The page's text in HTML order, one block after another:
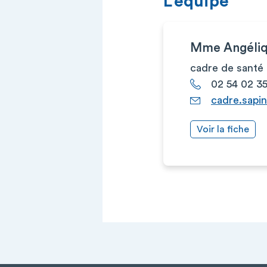
Mme
cadre de santé
02 54 02
Voir la fiche